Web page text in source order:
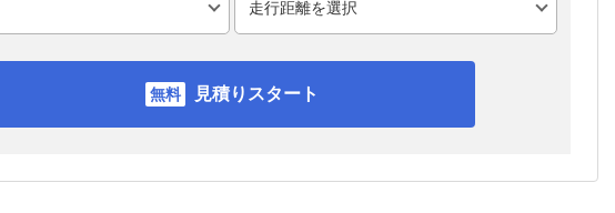
見積りスタート